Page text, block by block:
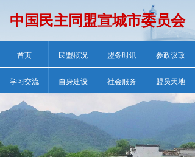
中国民主同盟宣城市委员会
首页 民盟概况 盟务时讯 参政议政
学习交流 自身建设 社会服务 盟员天地